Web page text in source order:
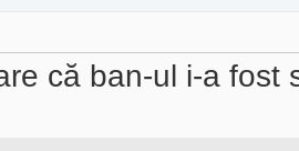
că ban-ul i-a fost